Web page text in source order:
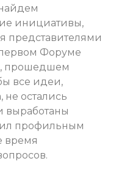
инициативы,
представителями
Форуме
прошедшем
все идеи,
остались
выработаны
профильным
время